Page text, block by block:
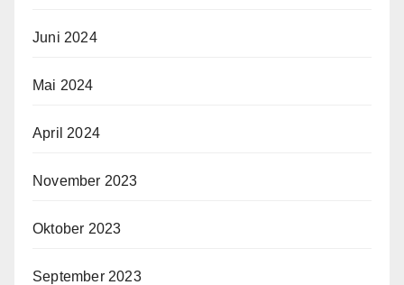
Juni 2024
Mai 2024
April 2024
November 2023
Oktober 2023
September 2023